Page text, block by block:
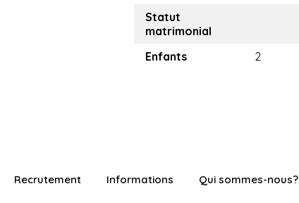
Statut
matrimonial
Enfants
2
Recrutement Informations Qui sommes-nous?